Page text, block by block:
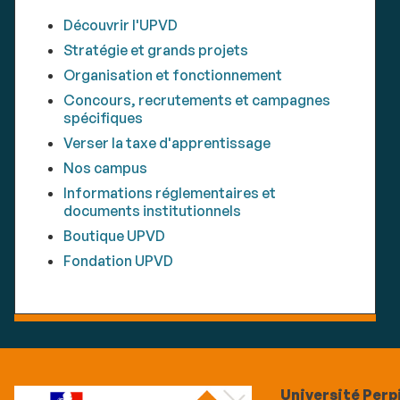
Découvrir l'UPVD
Stratégie et grands projets
Organisation et fonctionnement
Concours, recrutements et campagnes
spécifiques
Verser la taxe d'apprentissage
Nos campus
Informations réglementaires et
documents institutionnels
Boutique UPVD
Fondation UPVD
Université